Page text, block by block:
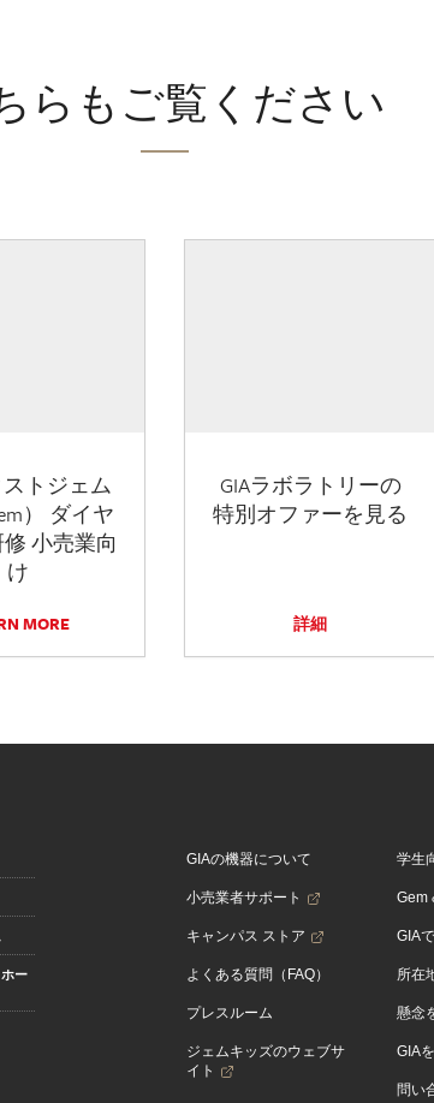
らもご覧ください
ストジェム
） ダイヤ
小売業向
け
MORE
GIAラボラトリーの
特別オファーを見る
詳細
ー
GIAの機器について
小売業者サポート
キャンパス ストア
よくある質問（FAQ）
プレスルーム
ジェムキッズのウェブサ
イト
学生
Gem
GIA
所在
懸念
GIA
問い